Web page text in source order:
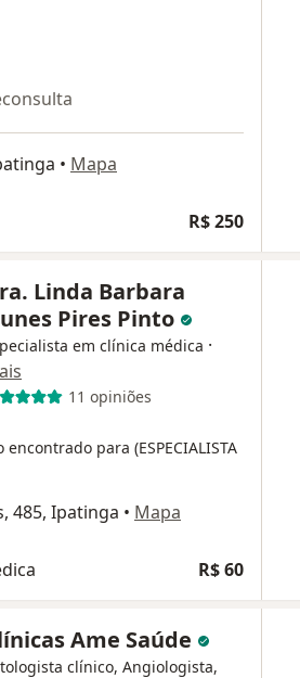
• Mapa
R$ 250
Linda Barbara
Pires Pinto
em clínica médica ·
11 opiniões
encontrado para (ESPECIALISTA
485, Ipatinga • Mapa
R$ 60
Ame Saúde
clínico, Angiologista,